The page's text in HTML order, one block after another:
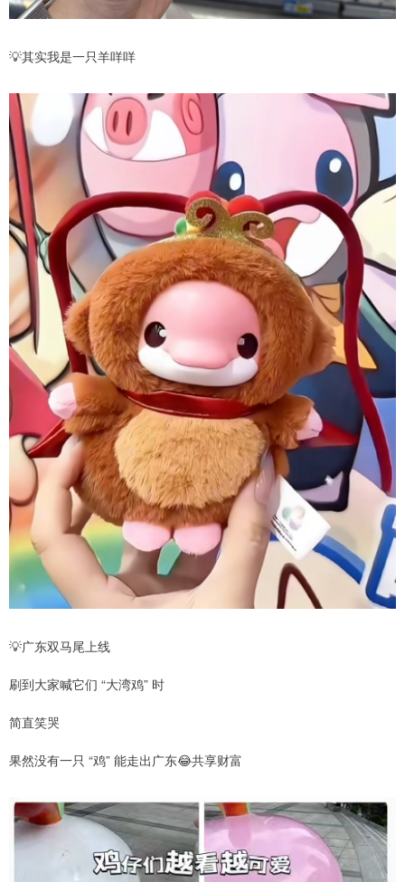
💡其实我是一只羊咩咩
💡广东双马尾上线
刷到大家喊它们 “大湾鸡” 时
简直笑哭
果然没有一只 “鸡” 能走出广东😂共享财富